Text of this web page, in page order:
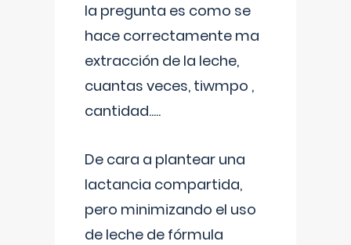
la pregunta es como se
hace correctamente ma
extracción de la leche,
cuantas veces, tiwmpo ,
cantidad.....
De cara a plantear una
lactancia compartida,
pero minimizando el uso
de leche de fórmula